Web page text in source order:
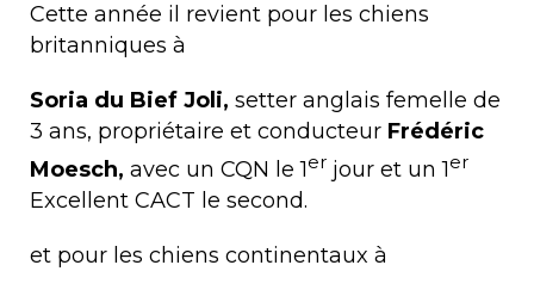
Cette année il revient pour les chiens
britanniques à
Soria du Bief Joli, setter anglais femelle de
3 ans, propriétaire et conducteur Frédéric
Moesch, avec un CQN le 1er jour et un 1er
Excellent CACT le second.
et pour les chiens continentaux à